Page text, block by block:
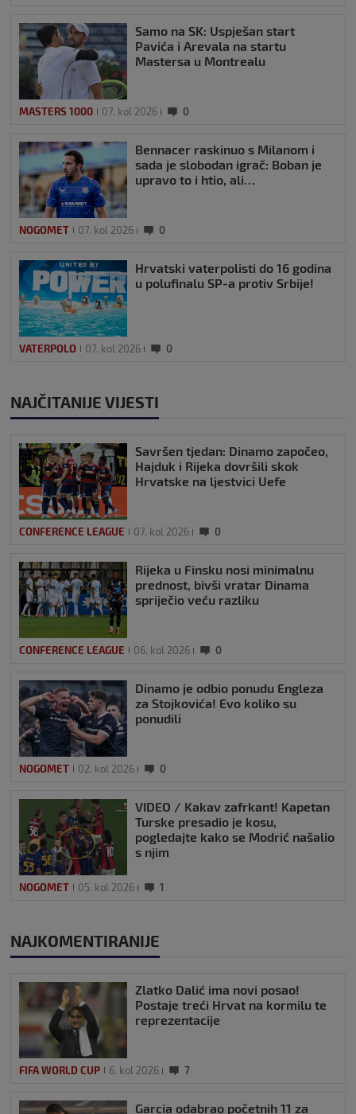
Samo na SK: Uspješan start
Pavića i Arevala na startu
Mastersa u Montrealu
MASTERS 1000 07. kol 2026 0
Bennacer raskinuo s Milanom i
sada je slobodan igrač: Boban je
upravo to i htio, ali…
NOGOMET 07. kol 2026 0
Hrvatski vaterpolisti do 16 godina
u polufinalu SP-a protiv Srbije!
VATERPOLO 07. kol 2026 0
NAJČITANIJE VIJESTI
Savršen tjedan: Dinamo započeo,
Hajduk i Rijeka dovršili skok
Hrvatske na ljestvici Uefe
CONFERENCE LEAGUE 07. kol 2026 0
Rijeka u Finsku nosi minimalnu
prednost, bivši vratar Dinama
spriječio veću razliku
CONFERENCE LEAGUE 06. kol 2026 0
Dinamo je odbio ponudu Engleza
za Stojkovića! Evo koliko su
ponudili
NOGOMET 02. kol 2026 0
VIDEO / Kakav zafrkant! Kapetan
Turske presadio je kosu,
pogledajte kako se Modrić našalio
s njim
NOGOMET 05. kol 2026 1
NAJKOMENTIRANIJE
Zlatko Dalić ima novi posao!
Postaje treći Hrvat na kormilu te
reprezentacije
FIFA WORLD CUP 6. kol 2026 7
Garcia odabrao početnih 11 za